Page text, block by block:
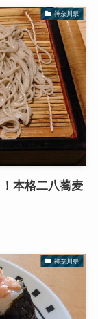
神奈川県
本格二八蕎麦
神奈川県